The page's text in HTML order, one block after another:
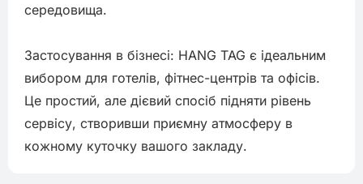
середовища.
Застосування в бізнесі: HANG TAG є ідеальним
вибором для готелів, фітнес-центрів та офісів.
Це простий, але дієвий спосіб підняти рівень
сервісу, створивши приємну атмосферу в
кожному куточку вашого закладу.